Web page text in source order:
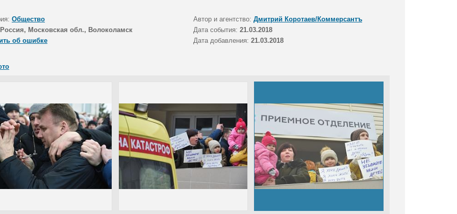
Общество Автор и агентство: Дмитрий Коротаев/Коммерсантъ
Россия, Московская обл., Волоколамск Дата события: 21.03.2018
об ошибке
Дата добавления: 21.03.2018